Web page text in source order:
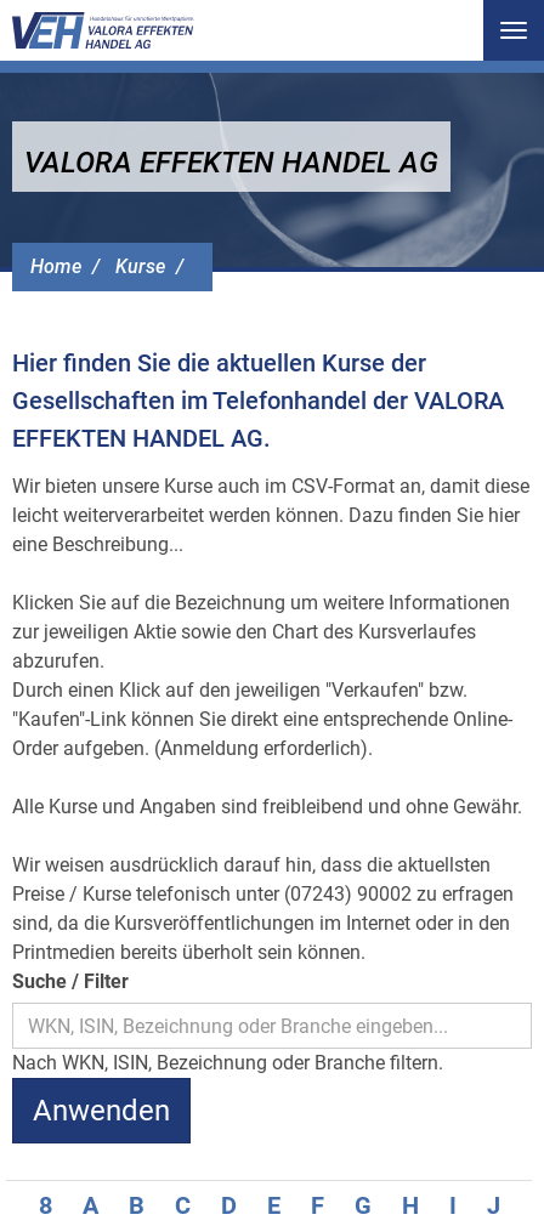
Home Kurse
VALORA EFFEKTEN HANDEL AG
Hier finden Sie die aktuellen Kurse der
Gesellschaften im Telefonhandel der VALORA
EFFEKTEN HANDEL AG.
Wir bieten unsere Kurse auch im CSV-Format an, damit diese
leicht weiterverarbeitet werden können. Dazu finden Sie hier
eine Beschreibung...
Klicken Sie auf die Bezeichnung um weitere Informationen
zur jeweiligen Aktie sowie den Chart des Kursverlaufes
abzurufen.
Durch einen Klick auf den jeweiligen "Verkaufen" bzw.
"Kaufen"-Link können Sie direkt eine entsprechende Online-
Order aufgeben. (Anmeldung erforderlich).
Alle Kurse und Angaben sind freibleibend und ohne Gewähr.
Wir weisen ausdrücklich darauf hin, dass die aktuellsten
Preise / Kurse telefonisch unter (07243) 90002 zu erfragen
sind, da die Kursveröffentlichungen im Internet oder in den
Printmedien bereits überholt sein können.
Suche / Filter
Nach WKN, ISIN, Bezeichnung oder Branche filtern.
8 A B C D E F G H I
J